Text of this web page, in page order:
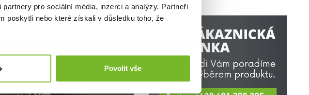
pro sociální média, inzerci a analýzy. Partneři
poskytli nebo které získali v důsledku toho, že
Povolit vše
a vodě (IP68)